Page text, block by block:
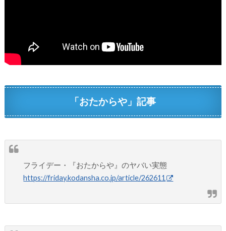
「おたからや」記事
フライデー・『おたからや』のヤバい実態
https://friday.kodansha.co.jp/article/262611